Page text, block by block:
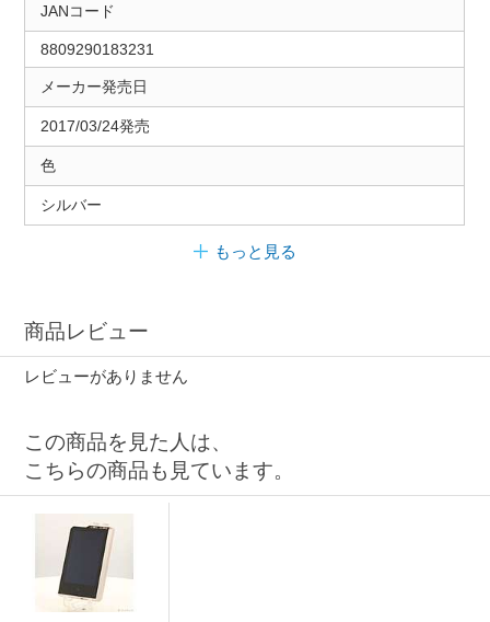
JANコード
8809290183231
メーカー発売日
2017/03/24発売
色
シルバー
もっと見る
商品レビュー
レビューがありません
この商品を見た人は、
こちらの商品も見ています。